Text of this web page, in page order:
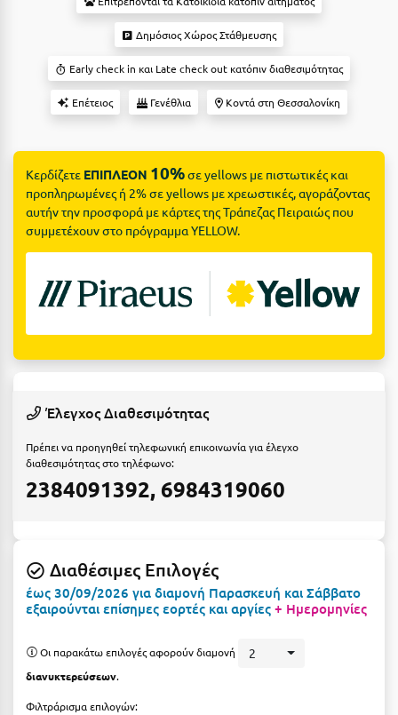
Βραχάτι Κορινθίας
Βυτίνα
Γλυφάδα
Γρεβενά
Γύθειο
Ελάτη Αρκαδίας
Ερμιόνη
Εύβοια
Ευρυτανία
Δες όλες τις προσφορές
Δες όλα τα πακέτα διακοπών
Δημόσιος Χώρος Στάθμευσης
Early check in και Late check out κατόπιν διαθεσιμότητας
Επέτειος Γενέθλια Κοντά στη Θεσσαλονίκη
Κερδίζετε ΕΠΙΠΛΕΟΝ 10%σε yellows με πιστωτικές και
προπληρωμένες ή 2% σε yellows με χρεωστικές, αγοράζοντας
αυτήν την προσφορά με κάρτες της Τράπεζας Πειραιώς που
συμμετέχουν στο πρόγραμμα YELLOW.
Έλεγχος Διαθεσιμότητας
Πρέπει να προηγηθεί τηλεφωνική επικοινωνία για έλεγχο
διαθεσιμότητας στο τηλέφωνο:
2384091392, 6984319060
Διαθέσιμες Επιλογές
έως 30/09/2026 για διαμονή Παρασκευή και Σάββατο
εξαιρούνται επίσημες εορτές και αργίες + Ημερομηνίες
Οι παρακάτω επιλογές αφορούν διαμονή 2
διανυκτερεύσεων.
Φιλτράρισμα επιλογών: